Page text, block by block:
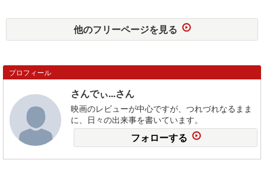
他のフリーページを見る
プロフィール
さんでぃ...さん
映画のレビューが中心ですが、つれづれなるまま
に、日々の出来事を書いています。
フォローする